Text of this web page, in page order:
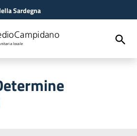
Sardegna
locale